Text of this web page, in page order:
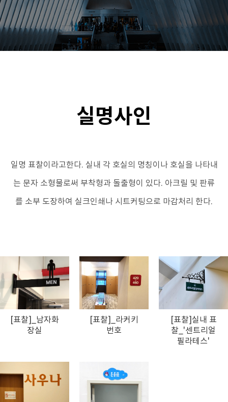
실명사인
일명 표찰이라고한다. 실내 각 호실의 명칭이나 호실을 나타내
는 문자 소형물로써 부착형과 돌출형이 있다. 아크릴 및 판류
를 소부 도장하여 실크인쇄나 시트커팅으로 마감처리 한다.
[표찰]_남자화
장실
[표찰]_라커키
번호
[표찰]실내 표
찰_'센트리얼
필라테스'